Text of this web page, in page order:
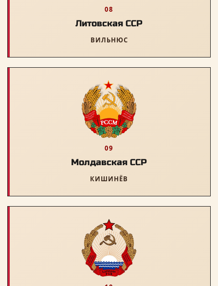
08
Литовская ССР
ВИЛЬНЮС
09
Молдавская ССР
КИШИНЁВ